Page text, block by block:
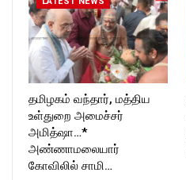
தமிழகம் வந்தார், மத்திய
உள்துறை அமைச்சர்
அமித்ஷா…*
அண்ணாமலையார்
கோவிலில் சாமி…